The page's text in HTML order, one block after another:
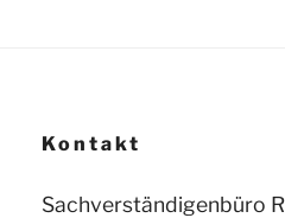
Kontakt
Sachverständigenbüro